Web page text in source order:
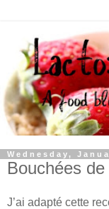
Wednesday,
Bouchées
J’ai adapté cette